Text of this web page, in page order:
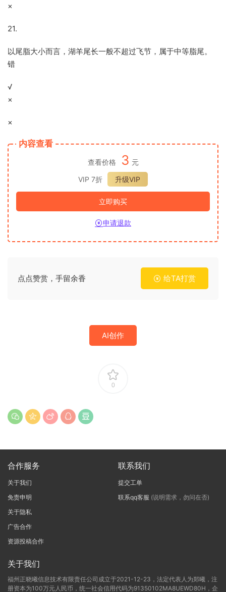
×
21.
以尾脂大小而言，湖羊尾长一般不超过飞节，属于中等脂尾。
错
√
×
×
内容查看
查看价格 3 元
VIP 7折
升级VIP
立即购买
申请退款
点点赞赏，手留余香 给TA打赏
AI创作
0
合作服务
关于我们
免责申明
关于隐私
广告合作
资源投稿合作
联系我们
提交工单
联系qq客服 (说明需求，勿问在否)
关于我们
福州正晓曦信息技术有限责任公司成立于2021-12-23，法定代表人为郑曦，注
册资本为100万元人民币，统一社会信用代码为91350102MA8UEWD80H，企